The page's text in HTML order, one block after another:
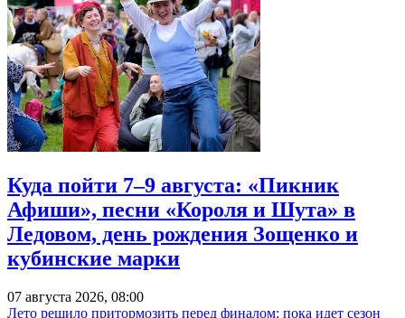
Куда пойти 7–9 августа: «Пикник
Афиши», песни «Короля и Шута» в
Ледовом, день рождения Зощенко и
кубинские марки
07 августа 2026, 08:00
Лето решило притормозить перед финалом: пока идет сезон